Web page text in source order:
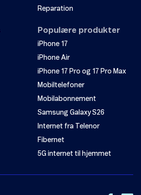
Reparation
Populære produkter
iPhone 17
iPhone Air
iPhone 17 Pro og 17 Pro Max
Mobiltelefoner
Mobilabonnement
Samsung Galaxy S26
Internet fra Telenor
Fibernet
5G internet til hjemmet